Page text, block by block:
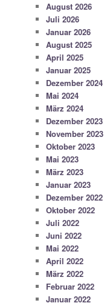
August 2026
Juli 2026
Januar 2026
August 2025
April 2025
Januar 2025
Dezember 2024
Mai 2024
März 2024
Dezember 2023
November 2023
Oktober 2023
Mai 2023
März 2023
Januar 2023
Dezember 2022
Oktober 2022
Juli 2022
Juni 2022
Mai 2022
April 2022
März 2022
Februar 2022
Januar 2022